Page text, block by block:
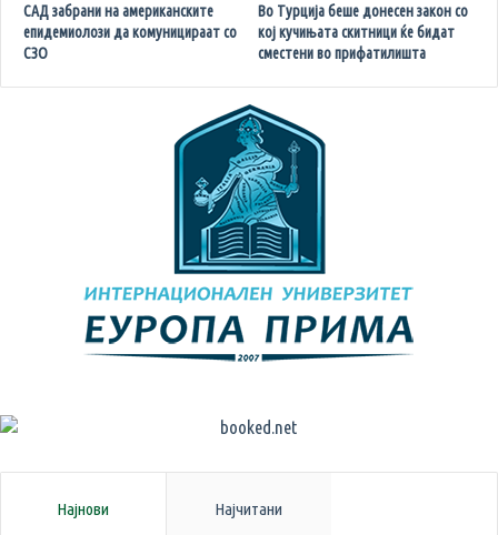
САД забрани на американските
епидемиолози да комуницираат со
СЗО
Во Турција беше донесен закон со
кој кучињата скитници ќе бидат
сместени во прифатилишта
Најнови Најчитани